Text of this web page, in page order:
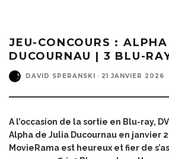
JEU-CONCOURS :
DUCOURNAU | 3 BLU-
DAVID SPERANSKI · 21 JANVIER 2026
A l’occasion de la sortie en Blu-ray,
Alpha de Julia Ducournau en janvier
MovieRama est heureux et fier de